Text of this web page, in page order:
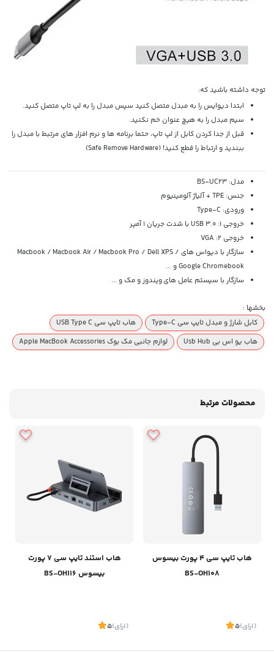
توجه داشته باشید که:
ابتدا دیوایس را به مبدل متصل کنید سپس مبدل را به لپ تاپ متصل کنید.
سیم مبدل را به هیچ عنوان خم نکنید.
قبل از جدا کردن کابل از لپ تاپ، حتما برنامه ها و نرم افزار های مرتبط با مبدل را
ببندید و ارتباط را قطع کنید! (Safe Remove Hardware)
مدل: BS-UC23
جنس: TPE + آلیاژ آلومینیوم
ورودی: Type-C
خروجی 1: USB 3.0 با شدت جریان 1 آمپر
خروجی 2: VGA
سازگار با دیواس های Macbook / Macbook Air / Macbook Pro / Dell XPS /
Google Chromebook و ...
سازگار با سیستم عامل های ویندوز و مک و ...
بخشها :
کابل شارژ و مبدل تایپ سی Type-C
هاب تایپ سی USB Type C
هاب یو اس بی Usb Hub
لوازم جانبی مک بوک Apple MacBook Accessories
محصولات مرتبط
هاب تایپ سی 4 پورت بیسوس
BS-OH108
(1 رای)
5
هاب استند تایپ سی 7 پورت
بیسوس BS-OH116
(1 رای)
5